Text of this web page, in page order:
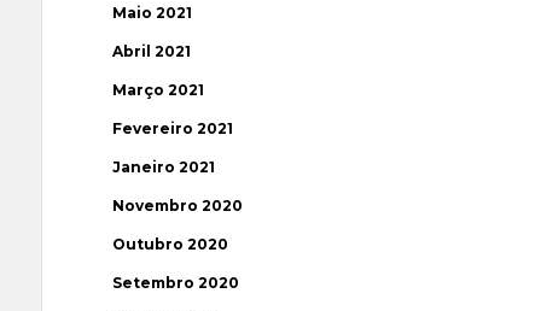
Maio 2021
Abril 2021
Março 2021
Fevereiro 2021
Janeiro 2021
Novembro 2020
Outubro 2020
Setembro 2020